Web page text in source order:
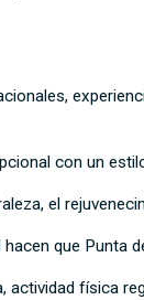
con un
el
que Punta
física